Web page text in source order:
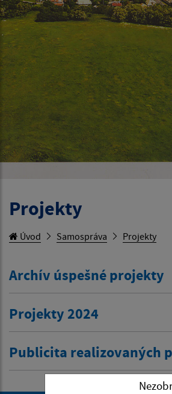
Projekty
Úvod Samospráva Projekty
Archív úspešné projekty
Projekty 2024
Publicita realizovaných